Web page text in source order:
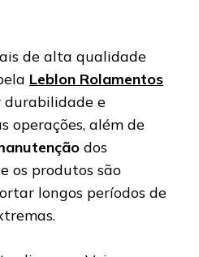
de alta qualidade
Leblon Rolamentos
e
operações, além de
dos
os produtos são
longos períodos de